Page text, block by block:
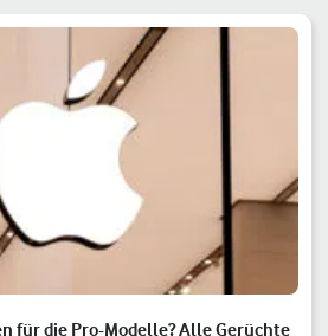
für die Pro-Modelle? Alle Gerüchte